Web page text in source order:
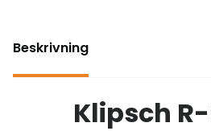
Beskrivning
Klipsch